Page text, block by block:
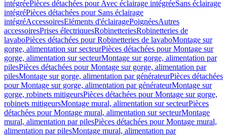
intégréePièces détachées pour Avec éclairage intégréeSans éclairage
intégréPièces détachées pour Sans éclairage
intégréAccessoiresEléments d'éclairagePoignéesAutres
accessoiresPrises électriquesRobinetteriesRobinetteries de
lavaboPièces détachées pour Robinetteries de lavaboMontage sur
gorge, alimentation sur secteurPièces détachées pour Montage sur
gorge, alimentation sur secteurMontage sur gorge, alimentation par
pilesPièces détachées pour Montage sur gorge, alimentation par
pilesMontage sur gorge, alimentation par générateurPièces détachées
pour Montage sur gorge, alimentation par générateurMontage sur
gorge, robinets mitigeursPièces détachées pour Montage sur gorge,
robinets mitigeursMontage mural, alimentation sur secteurPièces
détachées pour Montage mural, alimentation sur secteurMontage
mural, alimentation par pilesPièces détachées pour Montage mural,
alimentation par pilesMontage mural, alimentation par